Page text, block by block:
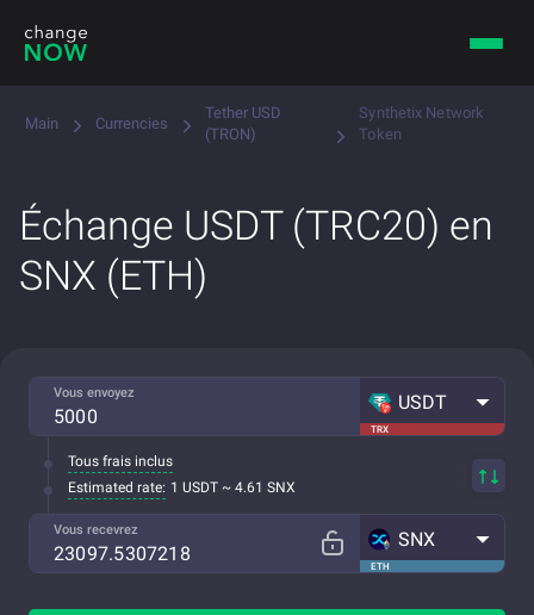
Main Currencies
Tether USD
(TRON)
Synthetix Network
Token
Échange USDT (TRC20) en
SNX (ETH)
Vous envoyez
TRX
USDT
Tous frais inclus
Estimated rate: 1 USDT ~ 4.61 SNX
Vous recevrez
ETH
SNX